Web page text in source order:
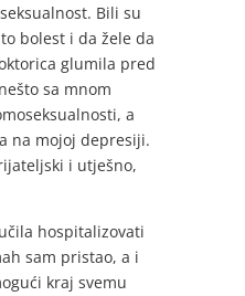
Bili su
bolest i da žele da
glumila pred
sa mnom
a
na mojoj depresiji.
i utješno,
hospitalizovati
sam pristao, a i
kraj svemu